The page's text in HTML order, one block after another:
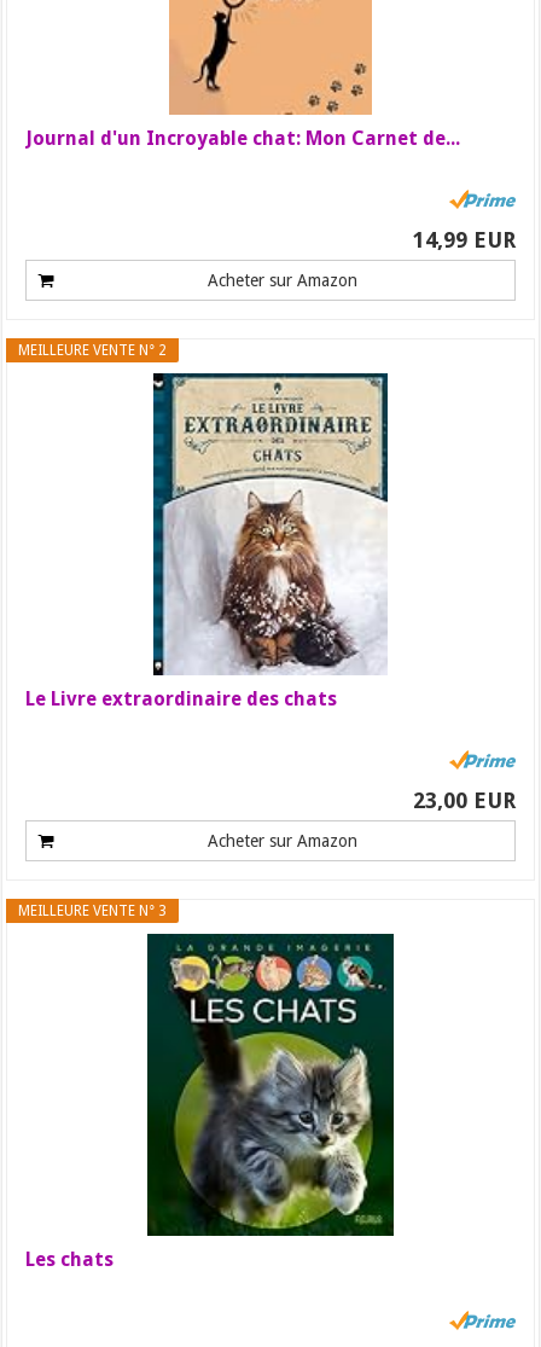
Journal d'un Incroyable chat: Mon Carnet de...
14,99 EUR
Acheter sur Amazon
MEILLEURE VENTE N° 2
Le Livre extraordinaire des chats
23,00 EUR
Acheter sur Amazon
MEILLEURE VENTE N° 3
Les chats